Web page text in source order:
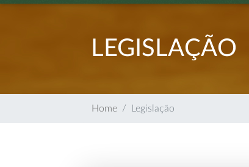
LEGISLAÇÃO
Home Legislação